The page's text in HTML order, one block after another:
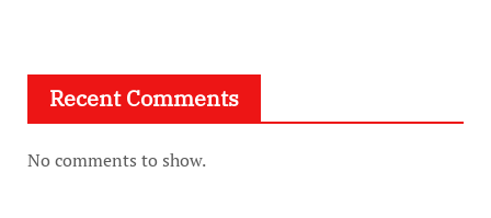
Recent Comments
No comments to show.